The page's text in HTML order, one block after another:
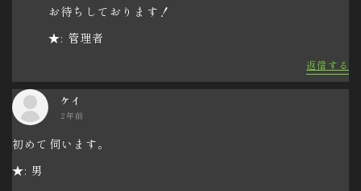
お待ちしております！
★: 管理者
返信する
ケイ
2年前
初めて伺います。
★: 男